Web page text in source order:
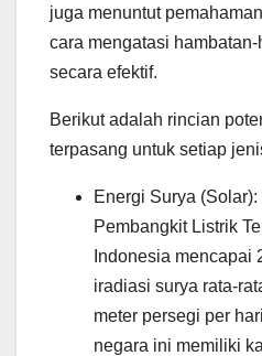
juga menuntut
cara mengatasi
secara efektif.
Berikut adalah rincian
terpasang untuk setiap
Energi Surya
Pembangkit Listrik
Indonesia mencapai
iradiasi surya rata-
meter persegi per
negara ini memiliki